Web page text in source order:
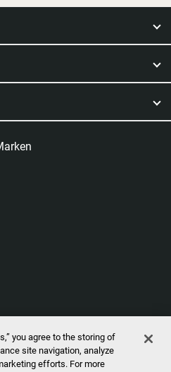
you agree to the storing of
site navigation, analyze
efforts. For more